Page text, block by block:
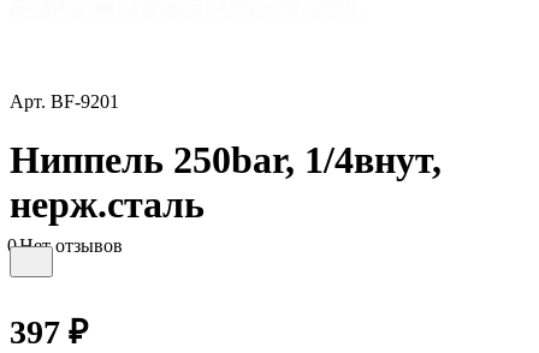
Арт. BF-9201
Ниппель 250bar, 1/4внут,
нерж.сталь
0Нет отзывов
397 ₽